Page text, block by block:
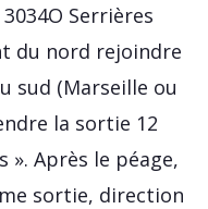
Serrières
du nord rejoindre
sud (Marseille ou
la sortie 12
». Après le péage,
sortie, direction